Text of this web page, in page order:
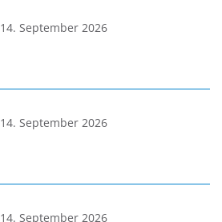
14. September 2026
14. September 2026
14. September 2026